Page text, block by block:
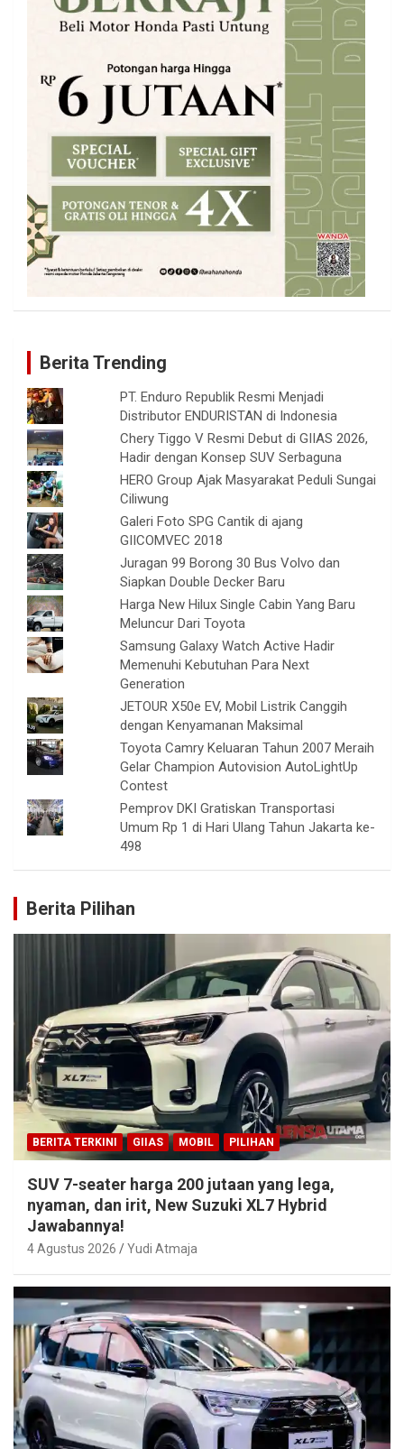
Berita Trending
PT. Enduro Republik Resmi Menjadi
Distributor ENDURISTAN di Indonesia
Chery Tiggo V Resmi Debut di GIIAS 2026,
Hadir dengan Konsep SUV Serbaguna
HERO Group Ajak Masyarakat Peduli Sungai
Ciliwung
Galeri Foto SPG Cantik di ajang
GIICOMVEC 2018
Juragan 99 Borong 30 Bus Volvo dan
Siapkan Double Decker Baru
Harga New Hilux Single Cabin Yang Baru
Meluncur Dari Toyota
Samsung Galaxy Watch Active Hadir
Memenuhi Kebutuhan Para Next
Generation
JETOUR X50e EV, Mobil Listrik Canggih
dengan Kenyamanan Maksimal
Toyota Camry Keluaran Tahun 2007 Meraih
Gelar Champion Autovision AutoLightUp
Contest
Pemprov DKI Gratiskan Transportasi
Umum Rp 1 di Hari Ulang Tahun Jakarta ke-
498
Berita Pilihan
BERITA TERKINI GIIAS MOBIL PILIHAN
SUV 7-seater harga 200 jutaan yang lega,
nyaman, dan irit, New Suzuki XL7 Hybrid
Jawabannya!
4 Agustus 2026 Yudi Atmaja